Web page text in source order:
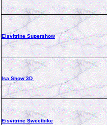
Eisvitrine Supershow
Isa Show 3D
Eisvitrine Sweetbike